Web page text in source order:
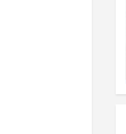
下书店将再度迎客
！2026西昌彝族火把节8月
成都兴隆湖花海等你来打